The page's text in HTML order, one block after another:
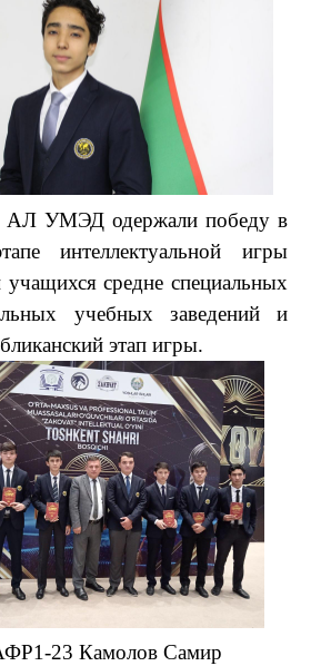
АЛ УМЭД одержали победу в
интеллектуальной игры
учащихся средне специальных
учебных заведений и
этап игры.
23 Камолов Самир